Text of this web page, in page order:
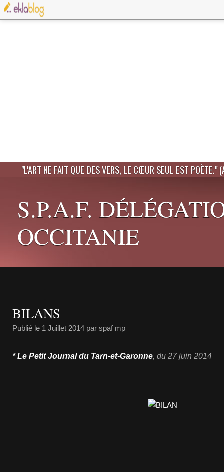
"L'ART NE FAIT QUE DES VERS, LE CŒUR SEUL EST POÈTE."
S.P.A.F.
OCCITANIE
BILANS
Publié le 1 Juillet 2014 par spaf mp
* Le Petit Journal du Tarn-et-Garonne, du 27 juin 2014